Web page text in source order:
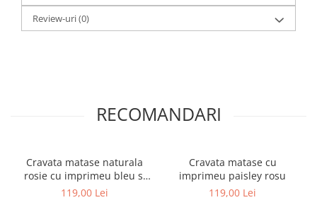
Review-uri(0)
RECOMANDARI
Cravata matase naturala
rosie cu imprimeu bleu si
bej
119,00 Lei
Cravata matase cu
imprimeu paisley rosu
119,00 Lei